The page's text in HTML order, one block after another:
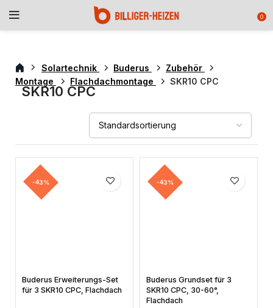
0
Solartechnik Buderus
Zubehör
Montage
Flachdachmontage SKR10 CPC
SKR10 CPC
-43%
Buderus Erweiterungs-Set
für 3 SKR10 CPC, Flachdach
-43%
Buderus Grundset für 3
SKR10 CPC, 30-60°,
Flachdach